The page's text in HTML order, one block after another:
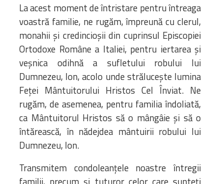
La acest moment de întristare pentru întreaga
voastră familie, ne rugăm, împreună cu clerul,
monahii și credincioșii din cuprinsul Episcopiei
Ortodoxe Române a Italiei, pentru iertarea și
veșnica odihnă a sufletului robului lui
Dumnezeu, Ion, acolo unde strălucește lumina
Feței Mântuitorului Hristos Cel Înviat. Ne
rugăm, de asemenea, pentru familia îndoliată,
ca Mântuitorul Hristos să o mângâie și să o
întărească, în nădejdea mântuirii robului lui
Dumnezeu, Ion.
Transmitem condoleanțele noastre întregii